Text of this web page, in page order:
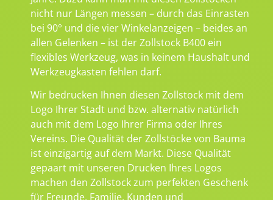
nicht nur Längen messen – durch das Einrasten
bei 90° und die vier Winkelanzeigen – beides an
allen Gelenken – ist der Zollstock B400 ein
flexibles Werkzeug, was in keinem Haushalt und
Werkzeugkasten fehlen darf.
Wir bedrucken Ihnen diesen Zollstock mit dem
Logo Ihrer Stadt und bzw. alternativ natürlich
auch mit dem Logo Ihrer Firma oder Ihres
Vereins. Die Qualität der Zollstöcke von Bauma
ist einzigartig auf dem Markt. Diese Qualität
gepaart mit unseren Drucken Ihres Logos
machen den Zollstock zum perfekten Geschenk
für Freunde, Familie, Kunden und